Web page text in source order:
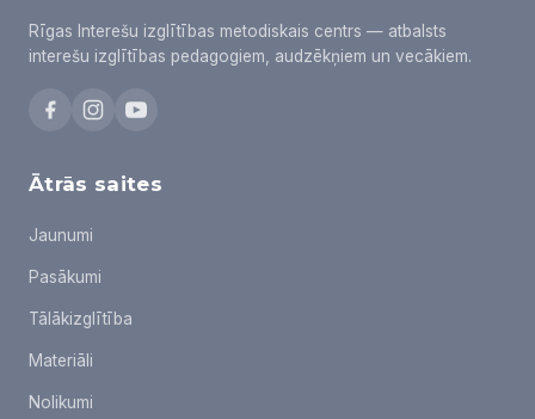
Rīgas Interešu izglītības metodiskais centrs — atbalsts
interešu izglītības pedagogiem, audzēkņiem un vecākiem.
Ātrās saites
Jaunumi
Pasākumi
Tālākizglītība
Materiāli
Nolikumi